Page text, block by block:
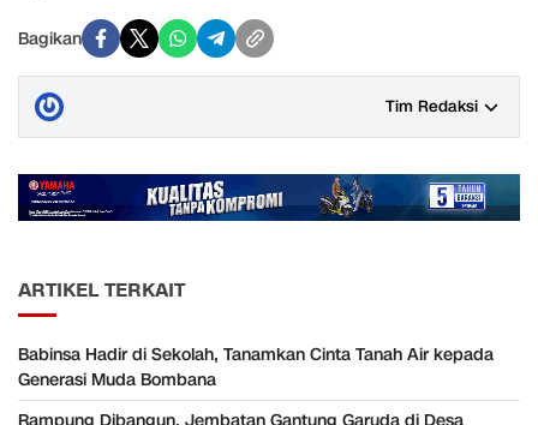
Bagikan
Tim Redaksi
ARTIKEL TERKAIT
Babinsa Hadir di Sekolah, Tanamkan Cinta Tanah Air kepada
Generasi Muda Bombana